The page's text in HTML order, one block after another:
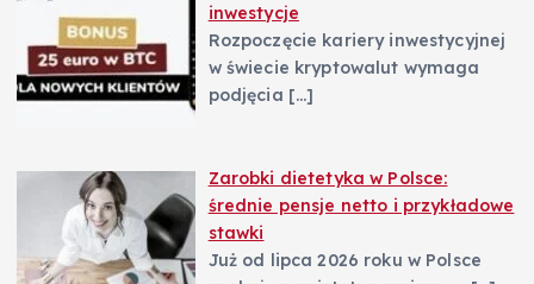
inwestycje
Rozpoczęcie kariery inwestycyjnej
w świecie kryptowalut wymaga
podjęcia […]
Zarobki dietetyka w Polsce:
średnie pensje netto i przykładowe
stawki
Już od lipca 2026 roku w Polsce